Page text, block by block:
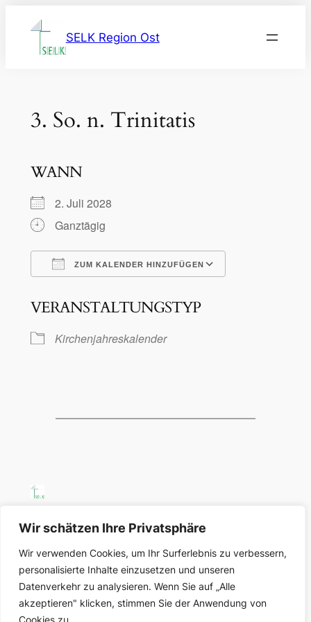
Wir schätzen Ihre Privatsphäre
Wir verwenden Cookies, um Ihr Surferlebnis zu verbessern,
personalisierte Inhalte einzusetzen und unseren
Datenverkehr zu analysieren. Wenn Sie auf „Alle
akzeptieren" klicken, stimmen Sie der Anwendung von
Cookies zu.
Inhalt
springen
SELK Region Ost
3. So. n. Trinitatis
WANN
2. Juli 2028
Ganztägig
ZUM KALENDER HINZUFÜGEN
VERANSTALTUNGSTYP
Kirchenjahreskalender
Region Ost der Selbständigen Evangelisch-
Lutherischen Kirche in Deutschland
Über uns Datenschutz